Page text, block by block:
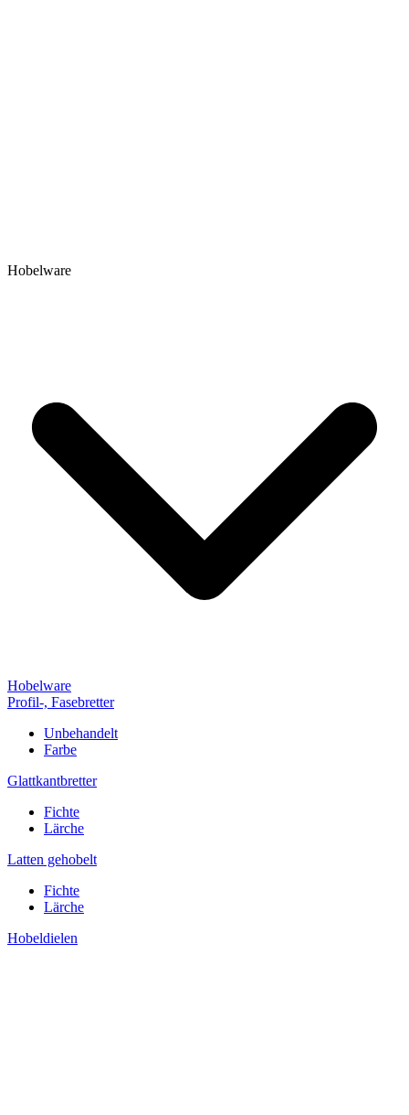
Hobelware
Hobelware
Profil-, Fasebretter
Unbehandelt
Farbe
Glattkantbretter
Fichte
Lärche
Latten gehobelt
Fichte
Lärche
Hobeldielen